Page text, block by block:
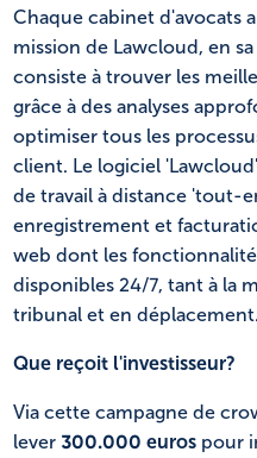
Chaque cabinet d'avocats
mission de Lawcloud, en
consiste à trouver les
grâce à des analyses
optimiser tous les
client. Le logiciel
de travail à distance 'tout-
enregistrement et
web dont les
disponibles 24/7, tant à la
tribunal et en déplacement.
Que reçoit l'investisseur?
Via cette campagne de
lever 300.000 euros pour